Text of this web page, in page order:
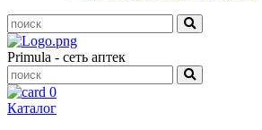
Primula - сеть аптек
0
Каталог